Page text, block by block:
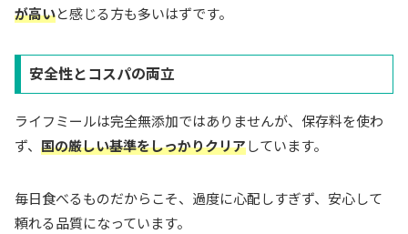
が高いと感じる方も多いはずです。
安全性とコスパの両立
ライフミールは完全無添加ではありませんが、保存料を使わ
ず、 国の厳しい基準をしっかりクリアしています。
毎日食べるものだからこそ、過度に心配しすぎず、安心して
頼れる品質になっています。